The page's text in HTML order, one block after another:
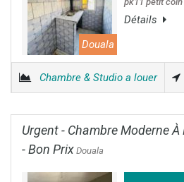
Douala
Détails
Chambre & Studio a louer
Urgent - Chambre Moderne
- Bon Prix Douala